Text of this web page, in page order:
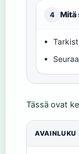
4 Mitä
Tässä ovat
AVAINLUKU